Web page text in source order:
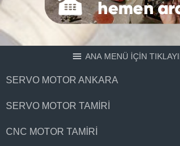
ANA MENÜ İÇİN
SERVO MOTOR ANKARA
SERVO MOTOR TAMIRI
CNC MOTOR TAMIRI